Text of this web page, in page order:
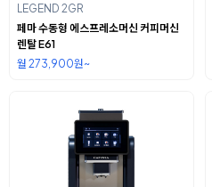
LEGEND 2GR
페마 수동형 에스프레소머신 커피머신
렌탈 E61
월 273,900원~